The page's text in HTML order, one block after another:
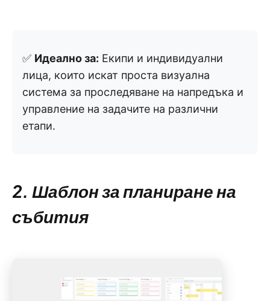
✅ Идеално за: Екипи и индивидуални
лица, които искат проста визуална
система за проследяване на напредъка и
управление на задачите на различни
етапи.
2. Шаблон за планиране на
събития